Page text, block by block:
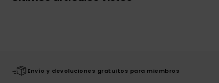
Envío y devoluciones gratuitos para miembros